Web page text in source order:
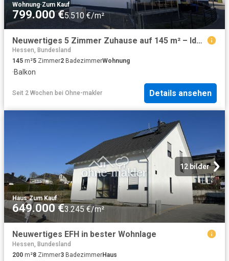
Wohnung·Zum Kauf
799.000 €5.510 €/m²
Neuwertiges 5 Zimmer Zuhause auf 145 m² – Ideal für Pendler, mit Top Anbindung
Hessen, Bundesland
145 m²5 Zimmer2 BadezimmerWohnung
·Balkon
Seit 2 Wochen bei Ohne-makler Details ansehen
12 bilder
Haus·Zum Kauf
649.000 €3.245 €/m²
Neuwertiges EFH in bester Wohnlage
Hessen, Bundesland
200 m²8 Zimmer3 BadezimmerHaus